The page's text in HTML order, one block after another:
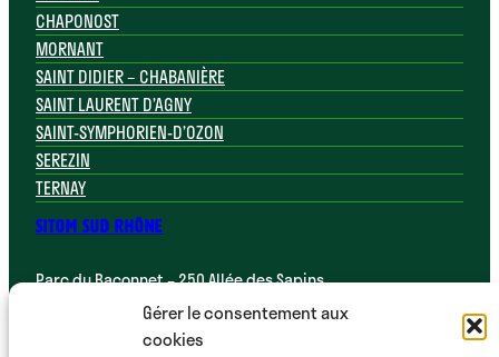
Gérer le consentement aux
cookies
SITOM SUD RHÔNE
Parc du Baconnet – 250 Allée des Sapins
69700 Montagny
CHAPONOST
MORNANT
SAINT DIDIER – CHABANIÈRE
SAINT LAURENT D’AGNY
SAINT-SYMPHORIEN-D’OZON
SEREZIN
TERNAY